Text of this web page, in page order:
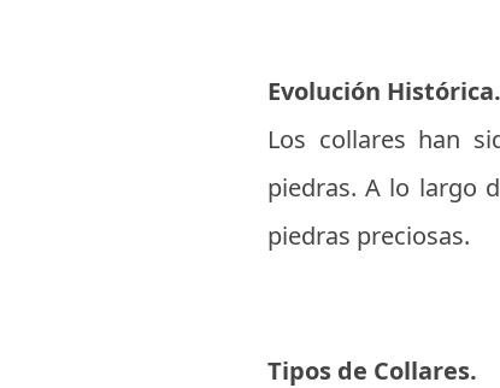
Evolución Histórica.
Los collares han
piedras. A lo largo
piedras preciosas.
Tipos de Collares.